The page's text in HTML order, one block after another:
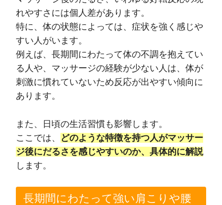
れやすさには個人差があります。
特に、体の状態によっては、症状を強く感じや
すい人がいます。
例えば、長期間にわたって体の不調を抱えてい
る人や、マッサージの経験が少ない人は、体が
刺激に慣れていないため反応が出やすい傾向に
あります。
また、日頃の生活習慣も影響します。
ここでは、 どのような特徴を持つ人がマッサー
ジ後にだるさを感じやすいのか、具体的に解説
します。
長期間にわたって強い肩こりや腰